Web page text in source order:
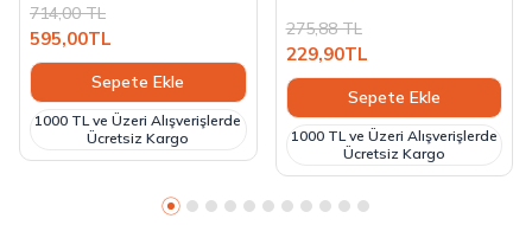
714,00TL
595,00TL
Sepete Ekle
1000 TL ve Üzeri Alışverişlerde
Ücretsiz Kargo
275,88TL
229,90TL
Sepete Ekle
1000 TL ve Üzeri Alışverişlerde
Ücretsiz Kargo